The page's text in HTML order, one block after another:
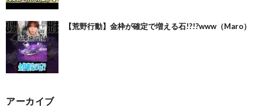
【荒野行動】金枠が確定で増える石!?!?www（Maro）
アーカイブ